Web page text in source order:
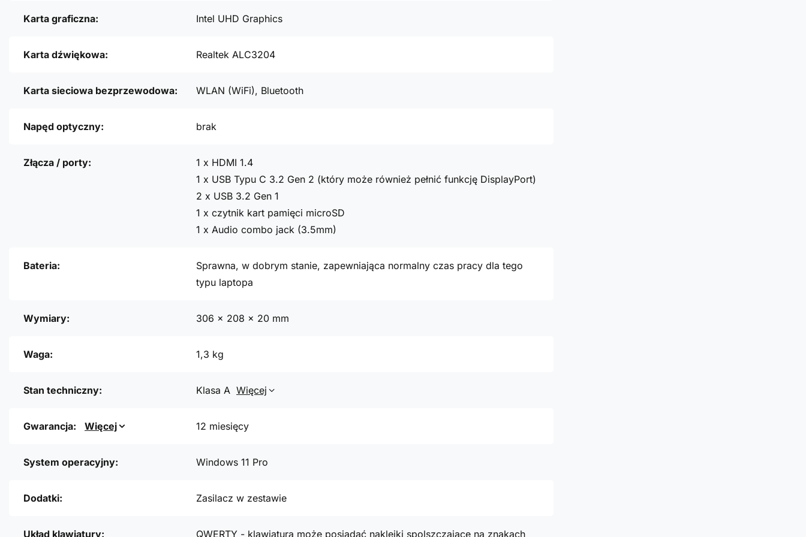
Karta graficzna: Intel UHD Graphics
Karta dźwiękowa: Realtek ALC3204
Karta sieciowa bezprzewodowa: WLAN (WiFi), Bluetooth
Napęd optyczny: brak
Złącza / porty:
1 x HDMI 1.4
1 x USB Typu C 3.2 Gen 2 (który może również pełnić funkcję DisplayPort)
2 x USB 3.2 Gen 1
1 x czytnik kart pamięci microSD
1 x Audio combo jack (3.5mm)
Bateria:
Sprawna, w dobrym stanie, zapewniająca normalny czas pracy dla tego
typu laptopa
Wymiary: 306 x 208 x 20 mm
Waga: 1,3 kg
Stan techniczny: Klasa A Więcej
Gwarancja: Więcej 12 miesięcy
System operacyjny: Windows 11 Pro
Dodatki: Zasilacz w zestawie
Układ klawiatury: QWERTY - klawiatura może posiadać naklejki spolszczające na znakach